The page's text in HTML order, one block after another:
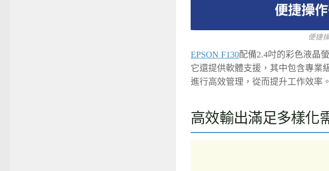
便捷
EPSON F130配備2.4吋的彩色液晶
它還提供軟體支援，其中包含專業
進行高效管理，從而提升工作效率。
高效輸出滿足多樣化